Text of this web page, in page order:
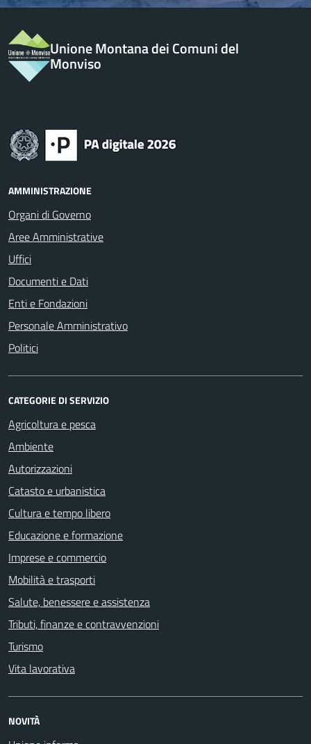
Unione Montana dei Comuni del
Monviso
AMMINISTRAZIONE
Organi di Governo
Aree Amministrative
Uffici
Documenti e Dati
Enti e Fondazioni
Personale Amministrativo
Politici
CATEGORIE DI SERVIZIO
Agricoltura e pesca
Ambiente
Autorizzazioni
Catasto e urbanistica
Cultura e tempo libero
Educazione e formazione
Imprese e commercio
Mobilità e trasporti
Salute, benessere e assistenza
Tributi, finanze e contravvenzioni
Turismo
Vita lavorativa
NOVITÀ